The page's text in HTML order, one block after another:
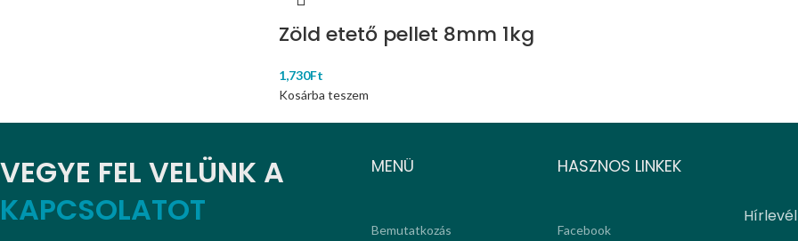
Zöld etető pellet 8mm 1kg
1,730Ft
Kosárba teszem
VEGYE FEL VELÜNK A
KAPCSOLATOT
MENÜ
Bemutatkozás
HASZNOS LINKEK
Facebook